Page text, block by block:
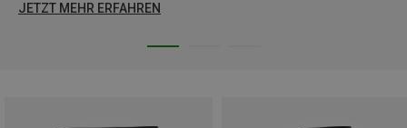
JETZT MEHR ERFAHREN